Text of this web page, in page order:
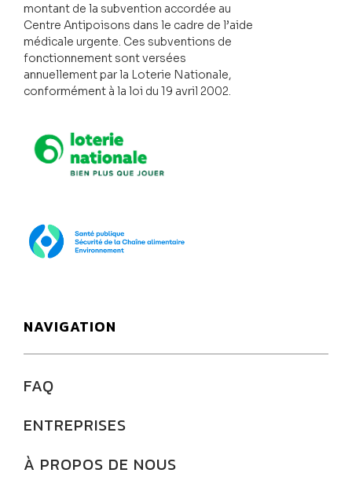
montant de la subvention accordée au
Centre Antipoisons dans le cadre de l’aide
médicale urgente. Ces subventions de
fonctionnement sont versées
annuellement par la Loterie Nationale,
conformément à la loi du 19 avril 2002.
Loterie Nationale
NAVIGATION
FAQ
ENTREPRISES
À PROPOS DE NOUS